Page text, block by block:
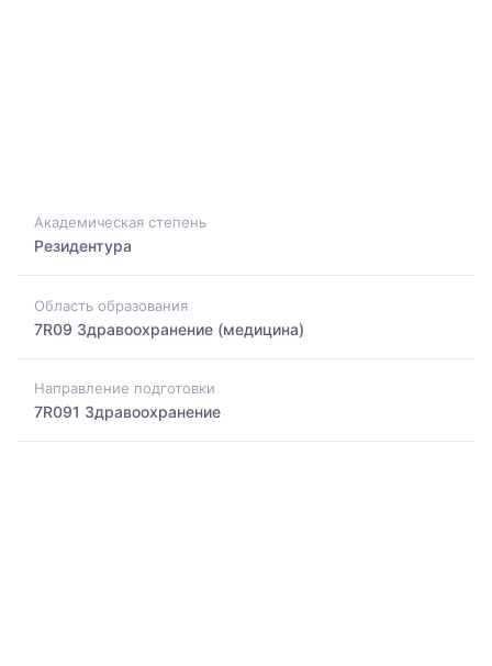
Академическая степень
Резидентура
Область образования
7R09 Здравоохранение (медицина)
Направление подготовки
7R091 Здравоохранение